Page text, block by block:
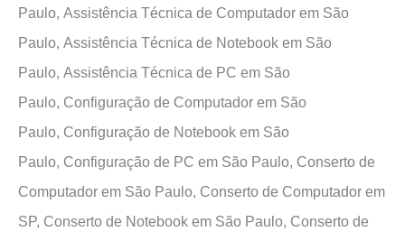
Paulo, Assistência Técnica de Computador em São
Paulo, Assistência Técnica de Notebook em São
Paulo, Assistência Técnica de PC em São
Paulo, Configuração de Computador em São
Paulo, Configuração de Notebook em São
Paulo, Configuração de PC em São Paulo, Conserto de
Computador em São Paulo, Conserto de Computador em
SP, Conserto de Notebook em São Paulo, Conserto de